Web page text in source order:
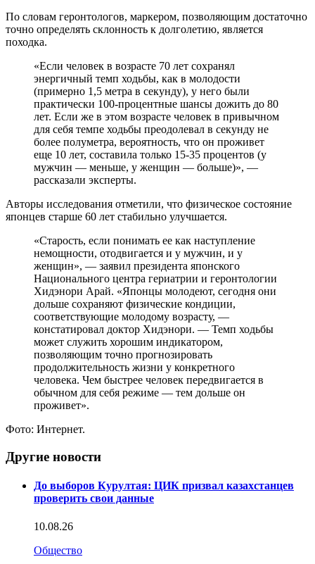
По словам геронтологов, маркером, позволяющим достаточно
точно определять склонность к долголетию, является
походка.
«Если человек в возрасте 70 лет сохранял
энергичный темп ходьбы, как в молодости
(примерно 1,5 метра в секунду), у него были
практически 100-процентные шансы дожить до 80
лет. Если же в этом возрасте человек в привычном
для себя темпе ходьбы преодолевал в секунду не
более полуметра, вероятность, что он проживет
еще 10 лет, составила только 15-35 процентов (у
мужчин — меньше, у женщин — больше)», —
рассказали эксперты.
Авторы исследования отметили, что физическое состояние
японцев старше 60 лет стабильно улучшается.
«Старость, если понимать ее как наступление
немощности, отодвигается и у мужчин, и у
женщин», — заявил президента японского
Национального центра гериатрии и геронтологии
Хидэнори Арай. «Японцы молодеют, сегодня они
дольше сохраняют физические кондиции,
соответствующие молодому возрасту, —
констатировал доктор Хидэнори. — Темп ходьбы
может служить хорошим индикатором,
позволяющим точно прогнозировать
продолжительность жизни у конкретного
человека. Чем быстрее человек передвигается в
обычном для себя режиме — тем дольше он
проживет».
Фото: Интернет.
Другие новости
До выборов Курултая: ЦИК призвал казахстанцев
проверить свои данные
10.08.26
Общество